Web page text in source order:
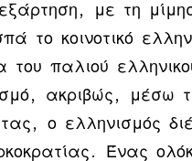
με τη
το κοινοτικό
του παλιού
ακριβώς, μέσω
ο ελληνισμός
Ένας